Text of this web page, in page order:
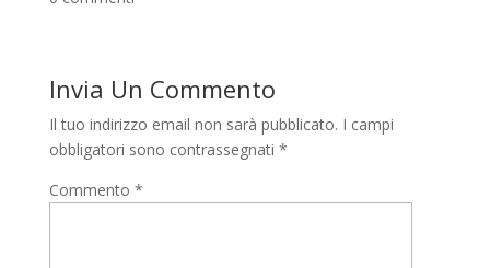
Invia Un Commento
Il tuo indirizzo email non sarà pubblicato. I campi
obbligatori sono contrassegnati *
Commento *